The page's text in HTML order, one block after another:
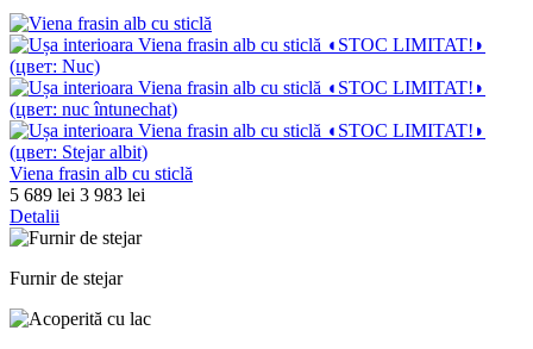
Viena frasin alb cu sticlă
5 689 lei 3 983 lei
Detalii
Furnir de stejar